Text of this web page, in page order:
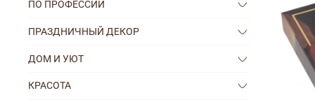
ПО ПРОФЕССИИ
ПРАЗДНИЧНЫЙ ДЕКОР
ДОМ И УЮТ
КРАСОТА